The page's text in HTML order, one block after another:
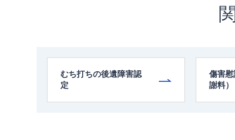
むち打ちの後遺障害認
定
傷害
謝料）